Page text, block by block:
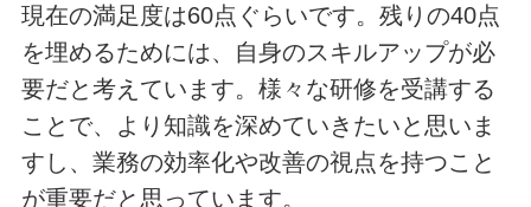
現在の満足度は60点ぐらいです。残りの40点
を埋めるためには、自身のスキルアップが必
要だと考えています。様々な研修を受講する
ことで、より知識を深めていきたいと思いま
すし、業務の効率化や改善の視点を持つこと
が重要だと思っています。